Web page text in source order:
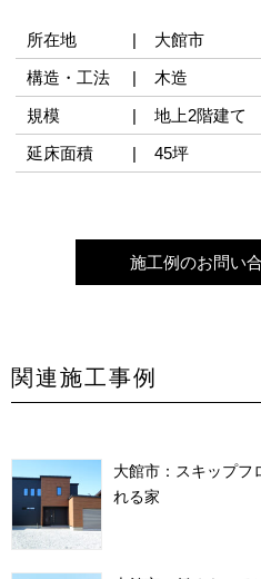
所在地
大館市
構造・工法
木造
規模
地上2階建て
延床面積
45坪
施工例のお問い
関連施工事例
大館市：スキップフ
れる家